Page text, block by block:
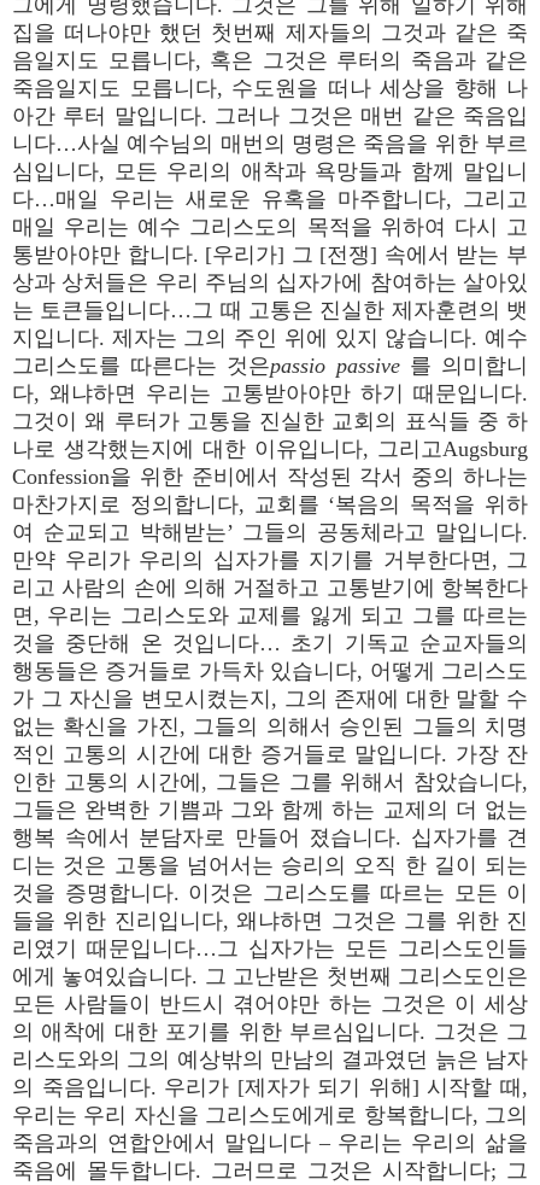
그에게 명령했습니다. 그것은 그를 위해 일하기 위해
집을 떠나야만 했던 첫번째 제자들의 그것과 같은 죽
음일지도 모릅니다, 혹은 그것은 루터의 죽음과 같은
죽음일지도 모릅니다, 수도원을 떠나 세상을 향해 나
아간 루터 말입니다. 그러나 그것은 매번 같은 죽음입
니다…사실 예수님의 매번의 명령은 죽음을 위한 부르
심입니다, 모든 우리의 애착과 욕망들과 함께 말입니
다…매일 우리는 새로운 유혹을 마주합니다, 그리고
매일 우리는 예수 그리스도의 목적을 위하여 다시 고
통받아야만 합니다. [우리가] 그 [전쟁] 속에서 받는 부
상과 상처들은 우리 주님의 십자가에 참여하는 살아있
는 토큰들입니다…그 때 고통은 진실한 제자훈련의 뱃
지입니다. 제자는 그의 주인 위에 있지 않습니다. 예수
그리스도를 따른다는 것은passio passive를 의미합니
다, 왜냐하면 우리는 고통받아야만 하기 때문입니다.
그것이 왜 루터가 고통을 진실한 교회의 표식들 중 하
나로 생각했는지에 대한 이유입니다, 그리고Augsburg
Confession을 위한 준비에서 작성된 각서 중의 하나는
마찬가지로 정의합니다, 교회를 ‘복음의 목적을 위하
여 순교되고 박해받는’ 그들의 공동체라고 말입니다.
만약 우리가 우리의 십자가를 지기를 거부한다면, 그
리고 사람의 손에 의해 거절하고 고통받기에 항복한다
면, 우리는 그리스도와 교제를 잃게 되고 그를 따르는
것을 중단해 온 것입니다… 초기 기독교 순교자들의
행동들은 증거들로 가득차 있습니다, 어떻게 그리스도
가 그 자신을 변모시켰는지, 그의 존재에 대한 말할 수
없는 확신을 가진, 그들의 의해서 승인된 그들의 치명
적인 고통의 시간에 대한 증거들로 말입니다. 가장 잔
인한 고통의 시간에, 그들은 그를 위해서 참았습니다,
그들은 완벽한 기쁨과 그와 함께 하는 교제의 더 없는
행복 속에서 분담자로 만들어 졌습니다. 십자가를 견
디는 것은 고통을 넘어서는 승리의 오직 한 길이 되는
것을 증명합니다. 이것은 그리스도를 따르는 모든 이
들을 위한 진리입니다, 왜냐하면 그것은 그를 위한 진
리였기 때문입니다…그 십자가는 모든 그리스도인들
에게 놓여있습니다. 그 고난받은 첫번째 그리스도인은
모든 사람들이 반드시 겪어야만 하는 그것은 이 세상
의 애착에 대한 포기를 위한 부르심입니다. 그것은 그
리스도와의 그의 예상밖의 만남의 결과였던 늙은 남자
의 죽음입니다. 우리가 [제자가 되기 위해] 시작할 때,
우리는 우리 자신을 그리스도에게로 항복합니다, 그의
죽음과의 연합안에서 말입니다 – 우리는 우리의 삶을
죽음에 몰두합니다. 그러므로 그것은 시작합니다; 그